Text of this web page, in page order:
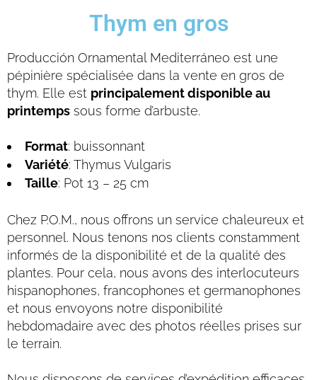
Thym en gros
Producción Ornamental Mediterráneo est une
pépinière spécialisée dans la vente en gros de
thym. Elle est principalement disponible au
printemps sous forme d’arbuste.
Format: buissonnant
Variété: Thymus Vulgaris
Taille: Pot 13 – 25 cm
Chez P.O.M., nous offrons un service chaleureux et
personnel. Nous tenons nos clients constamment
informés de la disponibilité et de la qualité des
plantes. Pour cela, nous avons des interlocuteurs
hispanophones, francophones et germanophones
et nous envoyons notre disponibilité
hebdomadaire avec des photos réelles prises sur
le terrain.